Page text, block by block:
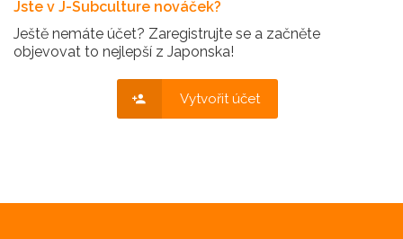
Jste v J-Subculture nováček?
Ještě nemáte účet? Zaregistrujte se a začněte
objevovat to nejlepší z Japonska!
Vytvořit účet